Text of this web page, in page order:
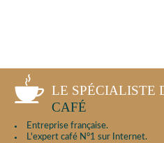
LE SPÉCIALISTE
CAFÉ
Entreprise française.
L'expert café N°1 sur Internet.